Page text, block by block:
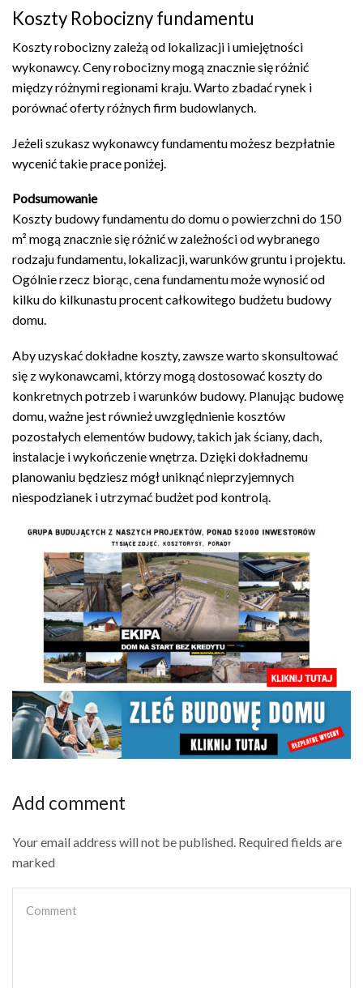
Koszty Robocizny fundamentu
Koszty robocizny zależą od lokalizacji i umiejętności
wykonawcy. Ceny robocizny mogą znacznie się różnić
między różnymi regionami kraju. Warto zbadać rynek i
porównać oferty różnych firm budowlanych.
Jeżeli szukasz wykonawcy fundamentu możesz bezpłatnie
wycenić takie prace poniżej.
Podsumowanie
Koszty budowy fundamentu do domu o powierzchni do 150
m² mogą znacznie się różnić w zależności od wybranego
rodzaju fundamentu, lokalizacji, warunków gruntu i projektu.
Ogólnie rzecz biorąc, cena fundamentu może wynosić od
kilku do kilkunastu procent całkowitego budżetu budowy
domu.
Aby uzyskać dokładne koszty, zawsze warto skonsultować
się z wykonawcami, którzy mogą dostosować koszty do
konkretnych potrzeb i warunków budowy. Planując budowę
domu, ważne jest również uwzględnienie kosztów
pozostałych elementów budowy, takich jak ściany, dach,
instalacje i wykończenie wnętrza. Dzięki dokładnemu
planowaniu będziesz mógł uniknąć nieprzyjemnych
niespodzianek i utrzymać budżet pod kontrolą.
Add comment
Your email address will not be published. Required fields are
marked